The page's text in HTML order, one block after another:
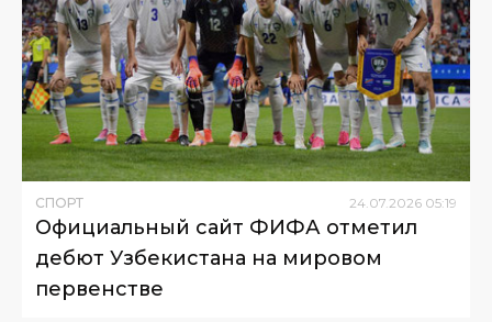
СПОРТ 24 07 2026 05:19
Официальный сайт ФИФА отметил
дебют Узбекистана на мировом
первенстве